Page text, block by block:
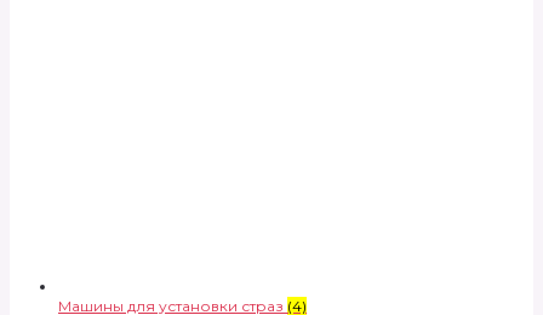
Машины для установки страз (4)